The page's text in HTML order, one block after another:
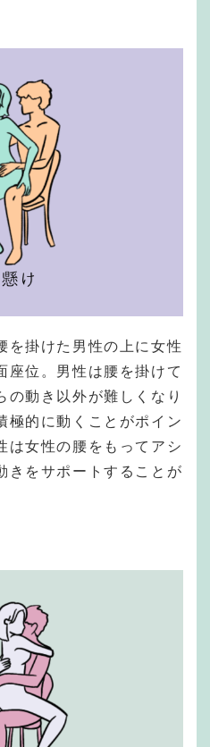
を掛けた男性の上に女性
座位。男性は腰を掛けて
の動き以外が難しくなり
極的に動くことがポイン
は女性の腰をもってアシ
きをサポートすることが